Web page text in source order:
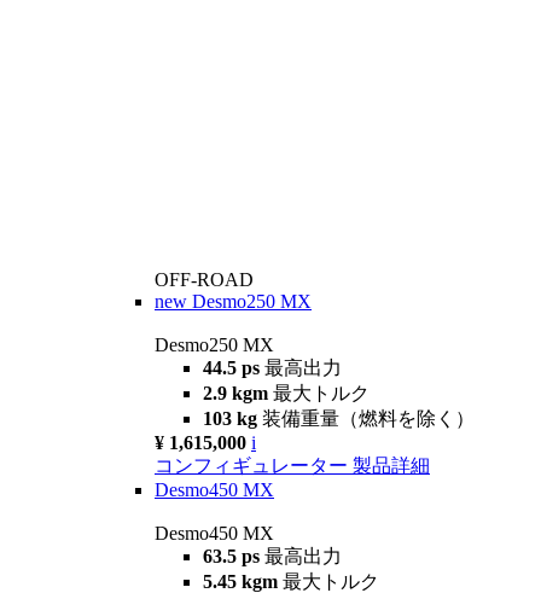
OFF-ROAD
new Desmo250 MX
Desmo250 MX
44.5 ps 最高出力
2.9 kgm 最大トルク
103 kg 装備重量（燃料を除く）
¥ 1,615,000 i
コンフィギュレーター 製品詳細
Desmo450 MX
Desmo450 MX
63.5 ps 最高出力
5.45 kgm 最大トルク